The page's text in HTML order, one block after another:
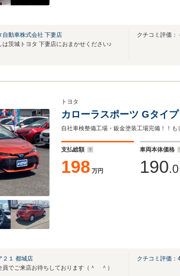
自動車株式会社 下妻店
は茨城トヨタ 下妻店におまかせください♪
クチコミ評価：
トヨタ
カローラスポーツ Gタイプ
支払総額
198 万円
車両本体価格
190.0
２１ 都城店
員でご来店お待ちしております（＾ ＾）
クチコミ評価：